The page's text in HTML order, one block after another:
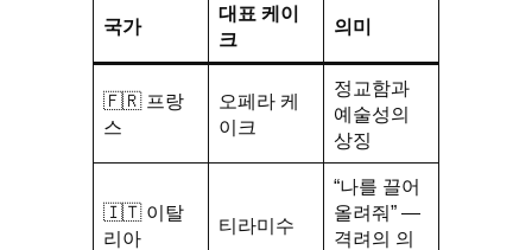
국가
대표 케이
크
의미
🇫🇷 프랑
스
오페라 케
이크
정교함과
예술성의
상징
🇮🇹 이탈
리아
티라미수
“나를 끌어
올려줘” —
격려의 의